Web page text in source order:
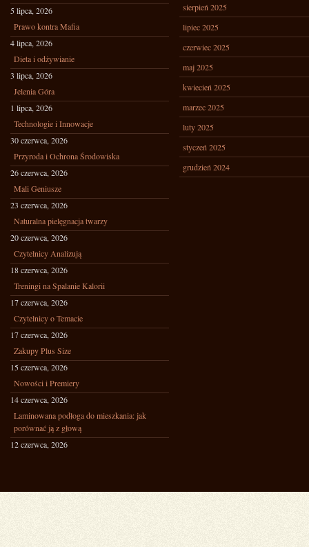
5 lipca, 2026
Prawo kontra Mafia
4 lipca, 2026
Dieta i odżywianie
3 lipca, 2026
Jelenia Góra
1 lipca, 2026
Technologie i Innowacje
30 czerwca, 2026
Przyroda i Ochrona Środowiska
26 czerwca, 2026
Mali Geniusze
23 czerwca, 2026
Naturalna pielęgnacja twarzy
20 czerwca, 2026
Czytelnicy Analizują
18 czerwca, 2026
Treningi na Spalanie Kalorii
17 czerwca, 2026
Czytelnicy o Temacie
17 czerwca, 2026
Zakupy Plus Size
15 czerwca, 2026
Nowości i Premiery
14 czerwca, 2026
Laminowana podłoga do mieszkania: jak
porównać ją z głową
12 czerwca, 2026
sierpień 2025
lipiec 2025
czerwiec 2025
maj 2025
kwiecień 2025
marzec 2025
luty 2025
styczeń 2025
grudzień 2024